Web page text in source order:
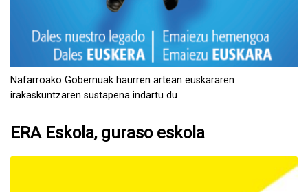
Nafarroako Gobernuak haurren artean euskararen
irakaskuntzaren sustapena indartu du
ERA Eskola, guraso eskola